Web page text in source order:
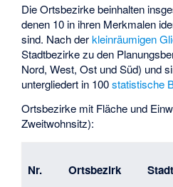
Die Ortsbezirke beinhalten
denen 10 in ihren Merkmalen
sind. Nach derkleinräumigen
Stadtbezirke zu den
Nord, West, Ost und Süd) und
untergliedert in 100statistische
Ortsbezirke mit Fläche und
Zweitwohnsitz):
Nr. Ortsbezirk